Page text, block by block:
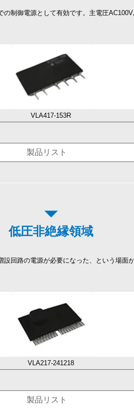
制御電源として有効です。主電圧
VLA417-153R
製品リスト
低圧非絶縁領域
回路の電源が必要になった、という場面
VLA217-241218
製品リスト